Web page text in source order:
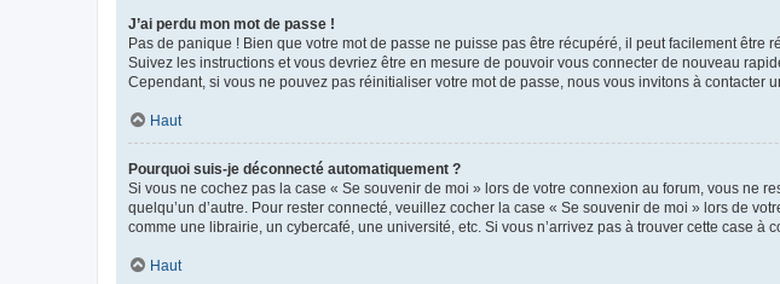
J’ai perdu mon mot de passe !
Pas de panique ! Bien que votre mot de passe ne puisse pas être récupéré, il peut facilement
Suivez les instructions et vous devriez être en mesure de pouvoir vous connecter de nouveau
Cependant, si vous ne pouvez pas réinitialiser votre mot de passe, nous vous invitons à contacter
Haut
Pourquoi suis-je déconnecté automatiquement ?
Si vous ne cochez pas la case « Se souvenir de moi » lors de votre connexion au forum, vous ne
quelqu’un d’autre. Pour rester connecté, veuillez cocher la case « Se souvenir de moi » lors de
comme une librairie, un cybercafé, une université, etc. Si vous n’arrivez pas à trouver cette case à
Haut